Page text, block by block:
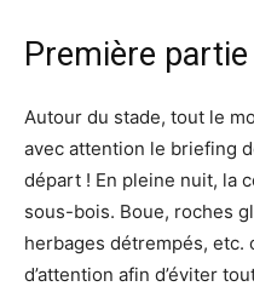
Première partie
Autour du stade, tout le
avec attention le briefing
départ ! En pleine nuit, la
sous-bois. Boue, roches
herbages détrempés,
d’attention afin d’éviter